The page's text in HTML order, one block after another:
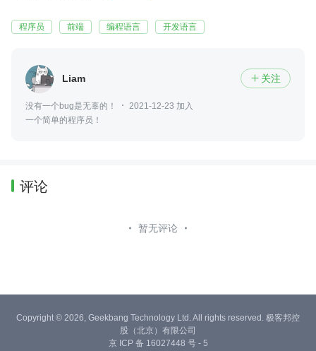
程序员 前端 编程语言 开发语言
Liam  关注
没有一个bug是无辜的！
2021-12-23 加入
一个简单的程序员！
评论
暂无评论
Copyright © 2026, Geekbang Technology Ltd. All rights reserved. 极客邦控
股（北京）有限公司
京 ICP 备 16027448 号 - 5